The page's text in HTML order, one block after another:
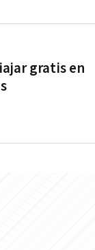
gratis en